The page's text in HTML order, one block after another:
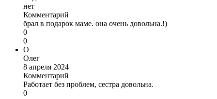
нет
Комментарий
брал в подарок маме. она очень довольна.!)
0
0
О
Олег
8 апреля 2024
Комментарий
Работает без проблем, сестра довольна.
0